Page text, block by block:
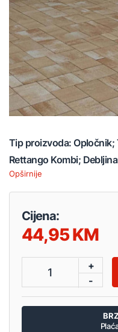
Tip proizvoda:
Rettango Kombi;
Opširnije
Cijena:
44,95
1
+
-